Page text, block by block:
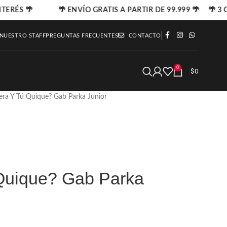
STAFFPREGUNTAS FRECUENTES CONTACTO
0 $0
Y Tú Quique? Gab Parka Junior
Gab Parka
🌴 🌴 ENVÍO GRATIS A PARTIR DE 99.999 🌴 🌴 3